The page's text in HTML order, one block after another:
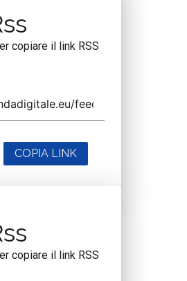
copiare il link RSS
COPIA LINK
copiare il link RSS